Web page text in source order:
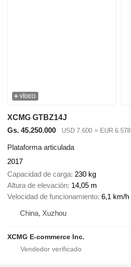
VÍDEO
XCMG GTBZ14J
Gs. 45.250.000
USD 7.600 ≈ EUR 6.578
Plataforma articulada
2017
Capacidad de carga 230 kg
Altura de elevación 14,05 m
Velocidad de funcionamiento 6,1 km/h
China, Xuzhou
XCMG E-commerce Inc.